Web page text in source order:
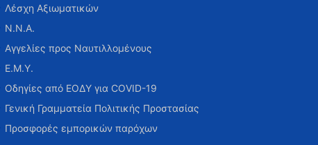
Λέσχη Αξιωματικών
Ν.Ν.Α.
Αγγελίες προς Ναυτιλλομένους
Ε.Μ.Υ.
Οδηγίες από ΕΟΔΥ για COVID-19
Γενική Γραμματεία Πολιτικής Προστασίας
Προσφορές εμπορικών παρόχων